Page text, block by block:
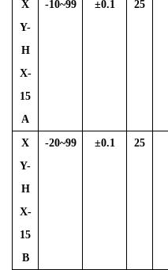
X
Y-
H
X-
15
A
-10~99 ±0.1 25
X
Y-
H
X-
15
B
-20~99 ±0.1 25